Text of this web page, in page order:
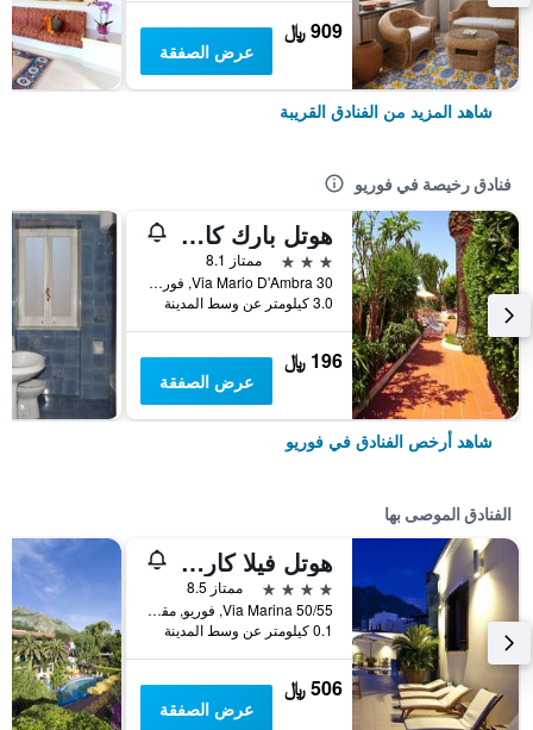
909 ﷼
عرض الصفقة
شاهد المزيد من الفنادق القريبة
فنادق رخيصة في فوريو
هوتل بارك كاليتو
3 نجوم
ممتاز 8.1
Via Mario D'Ambra 30, فوريو, مقاطعة نابولي, إيطاليا
3.0 كيلومتر عن وسط المدينة
196 ﷼
عرض الصفقة
شاهد أرخص الفنادق في فوريو
الفنادق الموصى بها
هوتل فيلا كارولينا
4 نجوم
ممتاز 8.5
Via Marina 50/55, فوريو, مقاطعة نابولي, إيطاليا
0.1 كيلومتر عن وسط المدينة
506 ﷼
عرض الصفقة